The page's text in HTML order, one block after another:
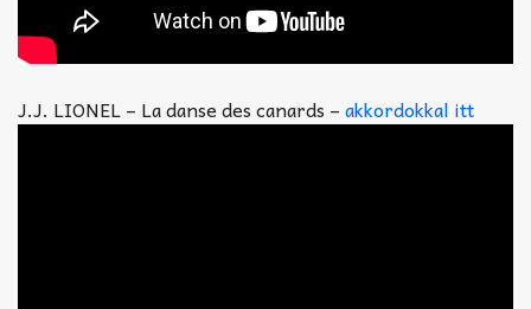
J.J. LIONEL – La danse des canards –akkordokkal itt